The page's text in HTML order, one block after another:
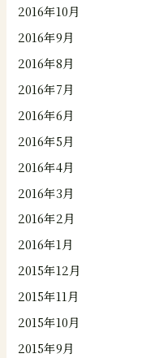
2016年10月
2016年9月
2016年8月
2016年7月
2016年6月
2016年5月
2016年4月
2016年3月
2016年2月
2016年1月
2015年12月
2015年11月
2015年10月
2015年9月